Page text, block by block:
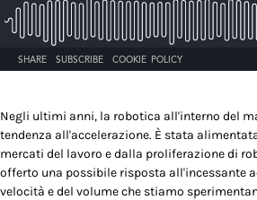
Negli ultimi anni, la robotica all'interno del
tendenza all'accelerazione. È stata
mercati del lavoro e dalla proliferazione di
offerto una possibile risposta all'incessante
velocità e del volume che stiamo